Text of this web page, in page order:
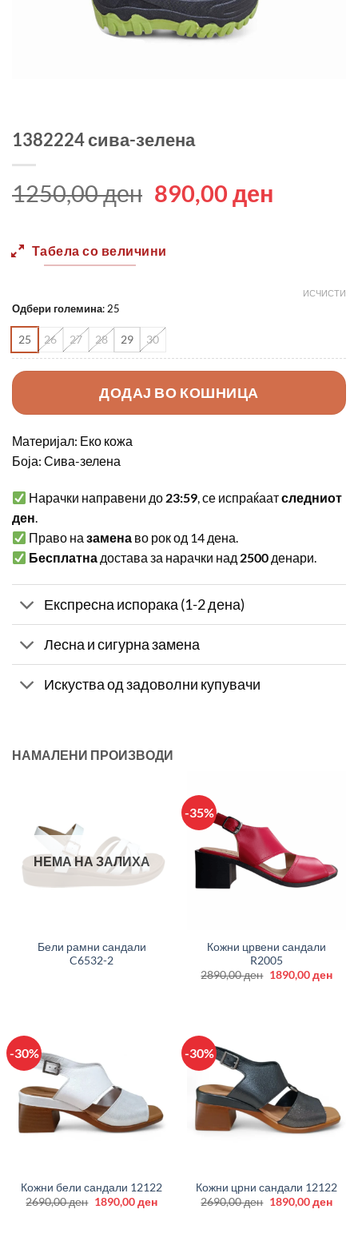
1382224 сива-зелена
1250,00ден Original
1250,00 ден.
890,00 ден
Табела со величини
Одбери големина: 25
25 26 27 28 29 30
ИСЧИСТИ
ДОДАЈ ВО КОШНИЦА
Материјал: Еко кожа
Боја: Сива-зелена
Нарачки направени до 23:59, се испраќаатследниот
ден.
Право назамена во рок од 14 дена.
Бесплатна достава за нарачки над 2500 денари.
Експресна испорака (1-2 дена)
Лесна и сигурна замена
Искуства од задоволни купувачи
НАМАЛЕНИ ПРОИЗВОДИ
НЕМА НА ЗАЛИХА
Бели рамни сандали
C6532-2
-35%
Кожни црвени сандали
R2005
2890,00ден Original
1890,00ден
-30%
Кожни бели сандали 12122
2690,00ден Original
1890,00денCurrent
-30%
Кожни црни сандали 12122
2690,00ден Original
1890,00ден